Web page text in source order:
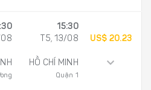
08
15:30
T5, 13/08
HỒ CHÍ MINH
Quận 1
US$ 20.23